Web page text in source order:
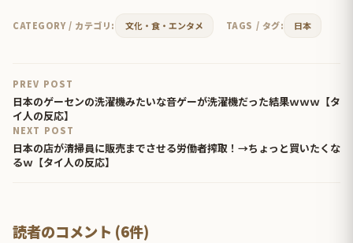
CATEGORY / カテゴリ: 文化・食・エンタメ TAGS / タグ: 日本
PREV POST
日本のゲーセンの洗濯機みたいな音ゲーが洗濯機だった結果ｗｗｗ【タ
イ人の反応】
NEXT POST
日本の店が清掃員に販売までさせる労働者搾取！→ちょっと買いたくな
るｗ【タイ人の反応】
読者のコメント (6件)